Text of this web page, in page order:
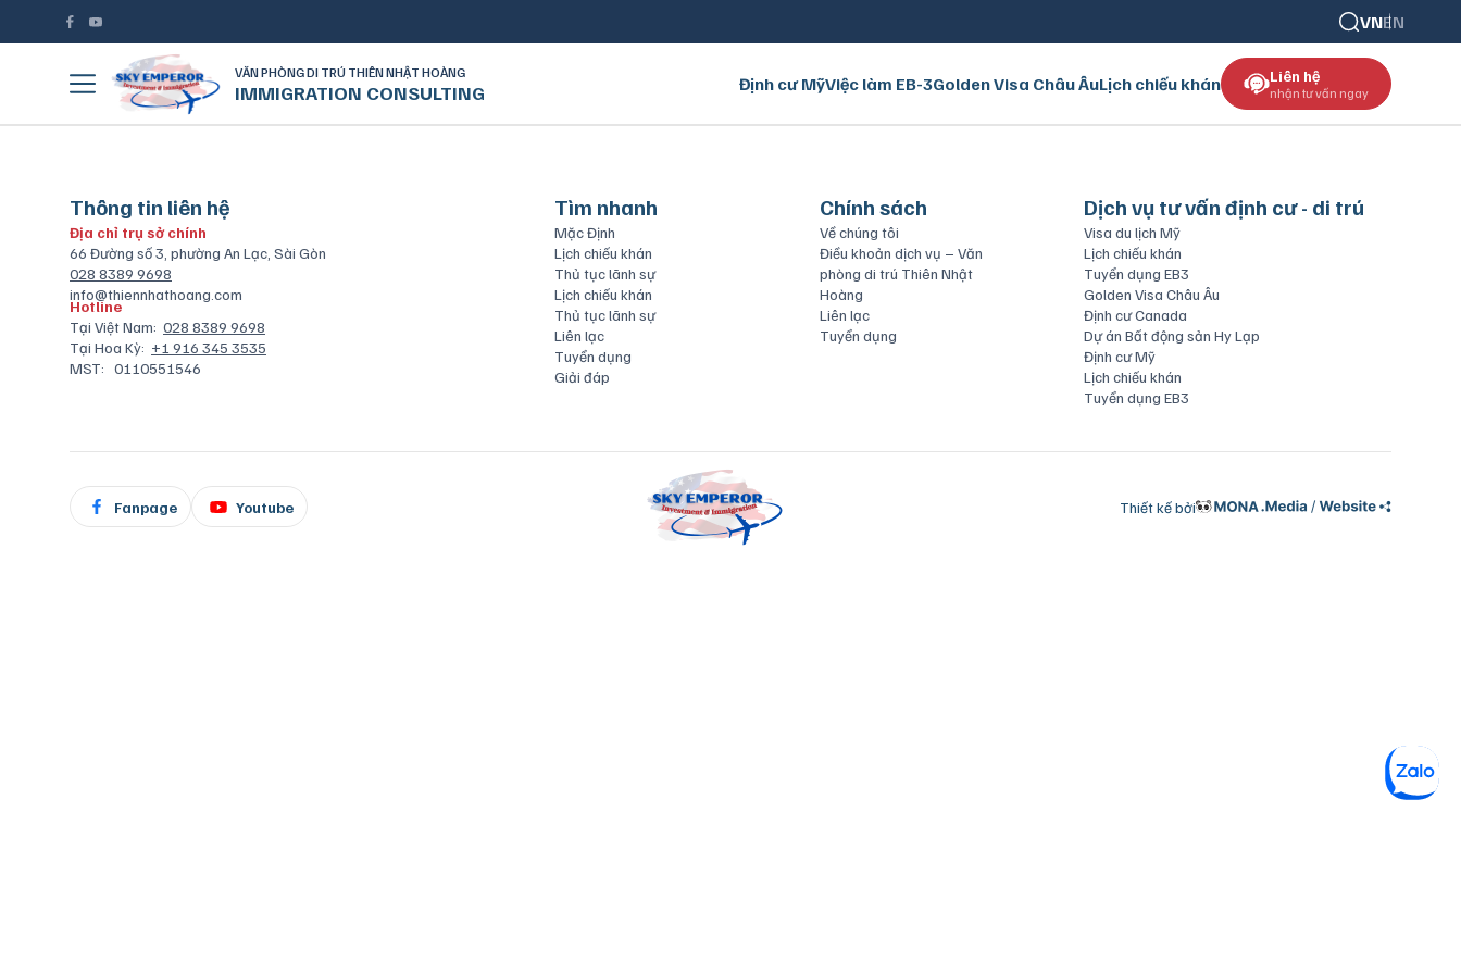
VNEN
VĂN PHÒNG DI TRÚ THIÊN NHẬT HOÀNG
IMMIGRATION CONSULTING Định cư MỹViệc làm EB-3Golden Visa Châu ÂuLịch chiếu khán Liên hệ
nhận tư vấn ngay
Thông tin liên hệ
Địa chỉ trụ sở chính
66 Đường số 3, phường An Lạc, Sài Gòn
028 8389 9698
info@thiennhathoang.com
Hotline
Tại Việt Nam: 028 8389 9698
Tại Hoa Kỳ: +1 916 345 3535
MST: 0110551546
Tìm nhanh
Mặc Định
Lịch chiếu khán
Thủ tục lãnh sự
Lịch chiếu khán
Thủ tục lãnh sự
Liên lạc
Tuyển dụng
Giải đáp
Chính sách
Về chúng tôi
Điều khoản dịch vụ – Văn
phòng di trú Thiên Nhật
Hoàng
Liên lạc
Tuyển dụng
Dịch vụ tư vấn định cư - di trú
Visa du lịch Mỹ
Lịch chiếu khán
Tuyển dụng EB3
Golden Visa Châu Âu
Định cư Canada
Dự án Bất động sản Hy Lạp
Định cư Mỹ
Lịch chiếu khán
Tuyển dụng EB3
Fanpage Youtube Thiết kế bởi